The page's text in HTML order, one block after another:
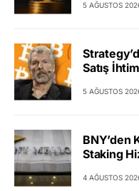
5 AĞUSTOS
Satış
5 AĞUSTOS
BNY’den
Staking
4 AĞUSTOS